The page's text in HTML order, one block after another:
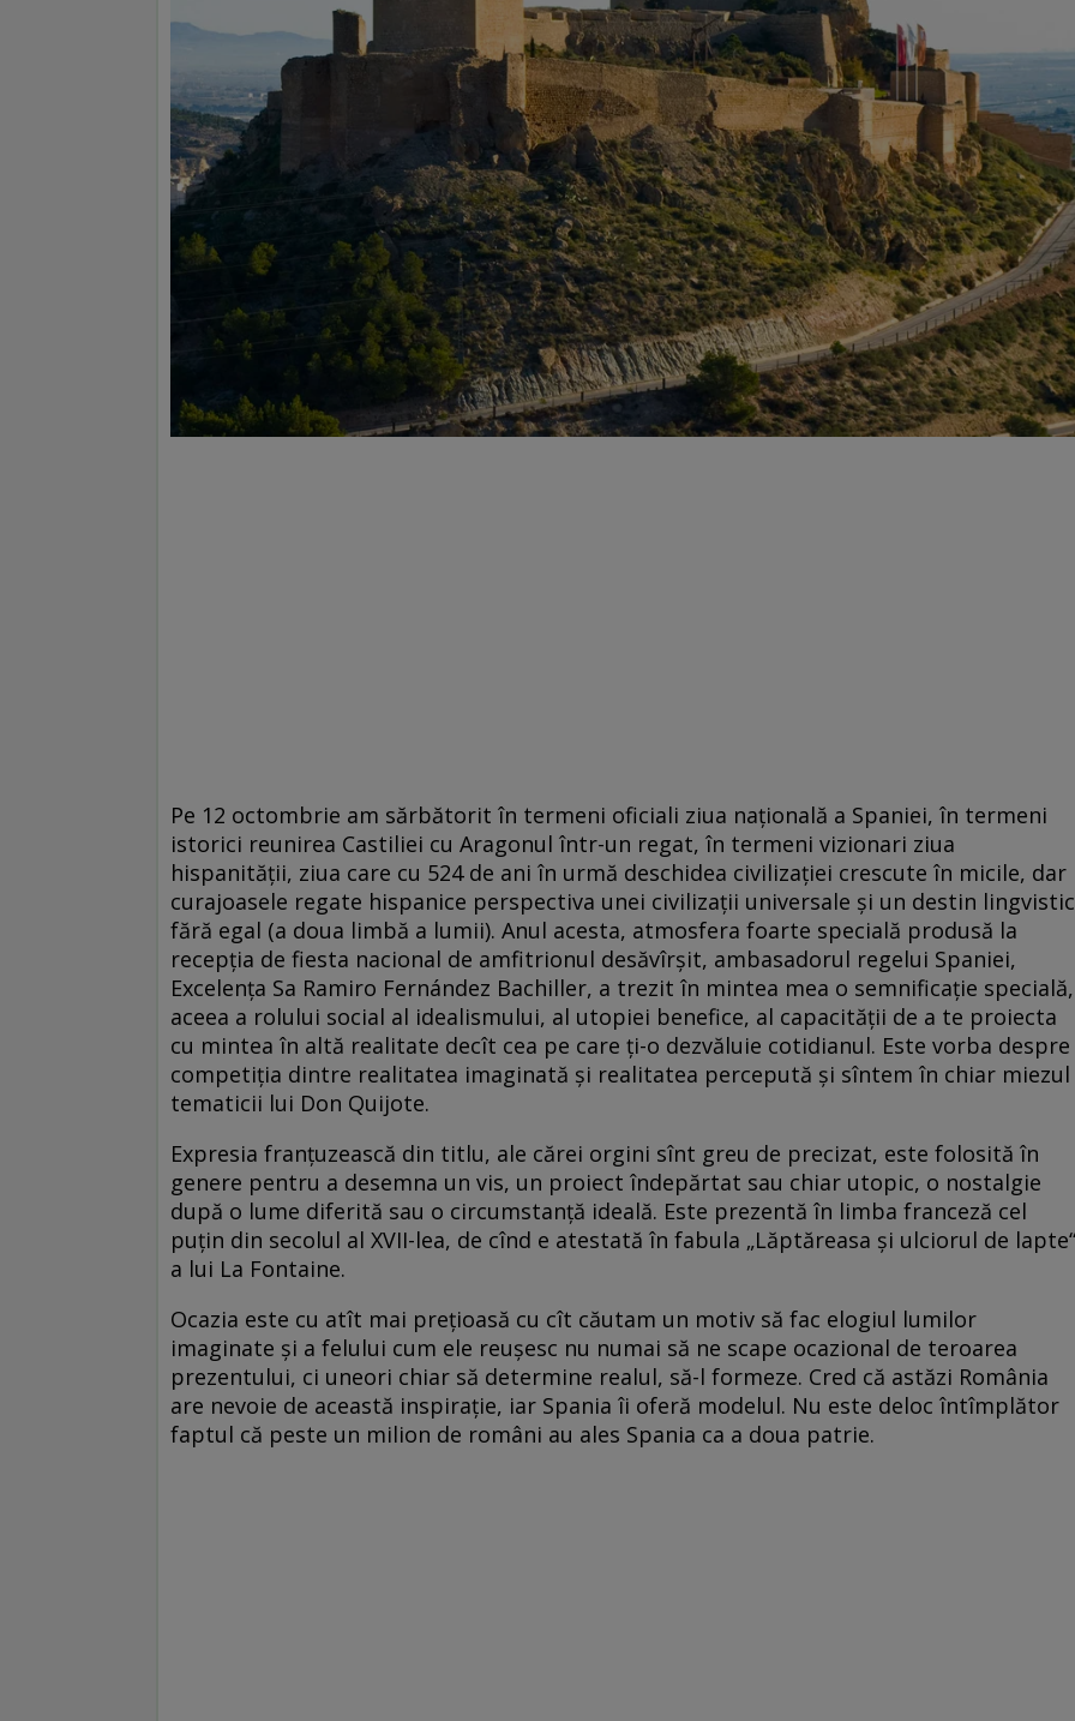
Pe 12 octombrie am sărbătorit în termeni oficiali ziua națională a Spaniei, în termeni
istorici reunirea Castiliei cu Aragonul într-un regat, în termeni vizionari ziua
hispanității, ziua care cu 524 de ani în urmă deschidea civilizației crescute în micile, dar
curajoasele regate hispanice perspectiva unei civilizații universale și un destin lingvistic
fără egal (a doua limbă a lumii). Anul acesta, atmosfera foarte specială produsă la
recepția de fiesta nacional de amfitrionul desăvîrșit, ambasadorul regelui Spaniei,
Excelența Sa Ramiro Fernández Bachiller, a trezit în mintea mea o semnificație specială,
aceea a rolului social al idealismului, al utopiei benefice, al capacității de a te proiecta
cu mintea în altă realitate decît cea pe care ți-o dezvăluie cotidianul. Este vorba despre
competiția dintre realitatea imaginată și realitatea percepută și sîntem în chiar miezul
tematicii lui Don Quijote.
Expresia franțuzească din titlu, ale cărei orgini sînt greu de precizat, este folosită în
genere pentru a desemna un vis, un proiect îndepărtat sau chiar utopic, o nostalgie
după o lume diferită sau o circumstanță ideală. Este prezentă în limba franceză cel
puțin din secolul al XVII-lea, de cînd e atestată în fabula „Lăptăreasa și ulciorul de lapte“
a lui La Fontaine.
Ocazia este cu atît mai prețioasă cu cît căutam un motiv să fac elogiul lumilor
imaginate și a felului cum ele reușesc nu numai să ne scape ocazional de teroarea
prezentului, ci uneori chiar să determine realul, să-l formeze. Cred că astăzi România
are nevoie de această inspirație, iar Spania îi oferă modelul. Nu este deloc întîmplător
faptul că peste un milion de români au ales Spania ca a doua patrie.